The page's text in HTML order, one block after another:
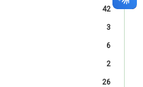
42
3
6
2
26